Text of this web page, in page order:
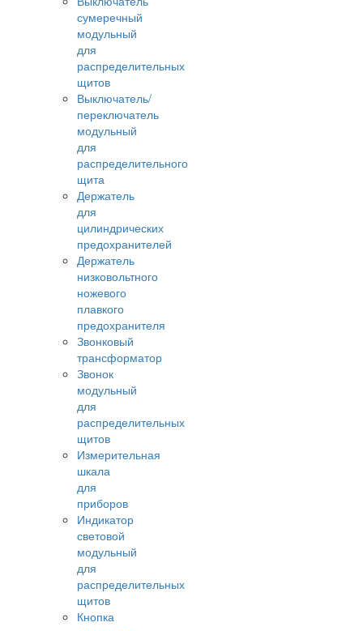
сумеречный
модульный
для
распределительных
щитов
Выключатель/
переключатель
модульный
для
распределительного
щита
Держатель
для
цилиндрических
предохранителей
Держатель
низковольтного
ножевого
плавкого
предохранителя
Звонковый
трансформатор
Звонок
модульный
для
распределительных
щитов
Измерительная
шкала
для
приборов
Индикатор
световой
модульный
для
распределительных
щитов
Кнопка